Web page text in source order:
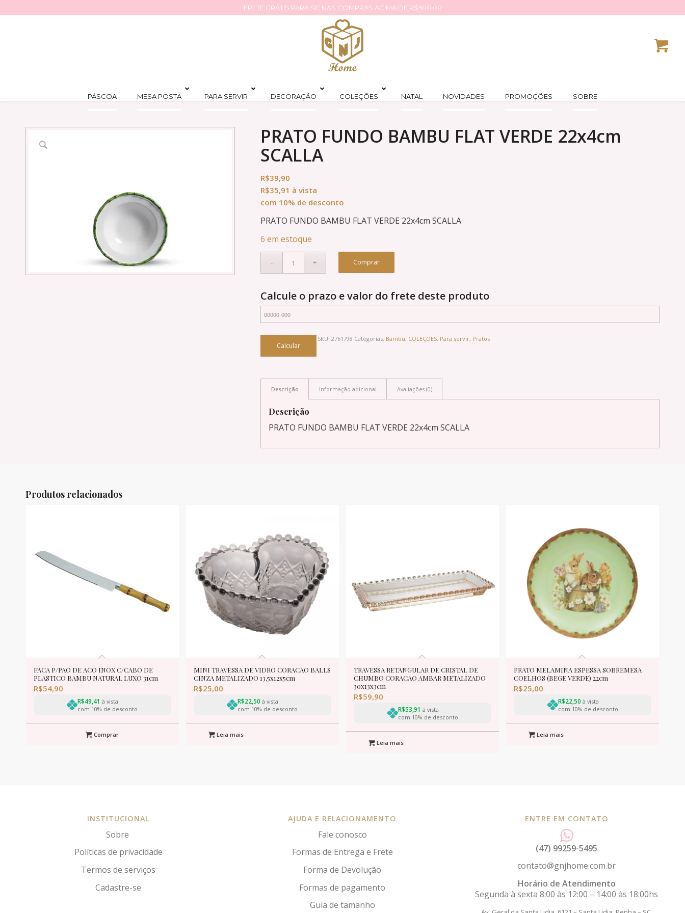
FRETE GRÁTIS PARA SC NAS COMPRAS ACIMA DE R$500,00
PÁSCOA MESA POSTA PARA SERVIR DECORAÇÃO COLEÇÕES NATAL NOVIDADES PROMOÇÕES SOBRE
PRATO FUNDO BAMBU FLAT VERDE 22x4cm
SCALLA
R$39,90
R$35,91 à vista
com 10% de desconto
PRATO FUNDO BAMBU FLAT VERDE 22x4cm SCALLA
6 em estoque
Comprar
Calcule o prazo e valor do frete deste produto
SKU: 2761798 Categorias: Bambu, COLEÇÕES, Para servir, Pratos
Descrição Informação adicional Avaliações (0)
Descrição
PRATO FUNDO BAMBU FLAT VERDE 22x4cm SCALLA
Produtos relacionados
FACA P/PAO DE ACO INOX C/CABO DE
PLASTICO BAMBU NATURAL LUXO 31cm
R$54,90
R$49,41 à vista
com 10% de desconto
Comprar
MINI TRAVESSA DE VIDRO CORACAO BALLS
CINZA METALIZADO 13,5x12x5cm
R$25,00
R$22,50 à vista
com 10% de desconto
Leia mais
TRAVESSA RETANGULAR DE CRISTAL DE
CHUMBO CORACAO AMBAR METALIZADO
30x13x3cm
R$59,90
R$53,91 à vista
com 10% de desconto
Leia mais
PRATO MELAMINA ESPESSA SOBREMESA
COELHOS (BEGE VERDE) 22cm
R$25,00
R$22,50 à vista
com 10% de desconto
Leia mais
INSTITUCIONAL
Sobre
Políticas de privacidade
Termos de serviços
Cadastre-se
AJUDA E RELACIONAMENTO
Fale conosco
Formas de Entrega e Frete
Forma de Devolução
Formas de pagamento
Guia de tamanho
ENTRE EM CONTATO
(47) 99259-5495
contato@gnjhome.com.br
Horário de Atendimento
Segunda à sexta 8:00 às 12:00 – 14:00 às 18:00hs